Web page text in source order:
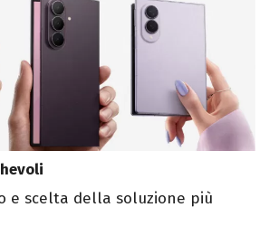
e scelta della soluzione più